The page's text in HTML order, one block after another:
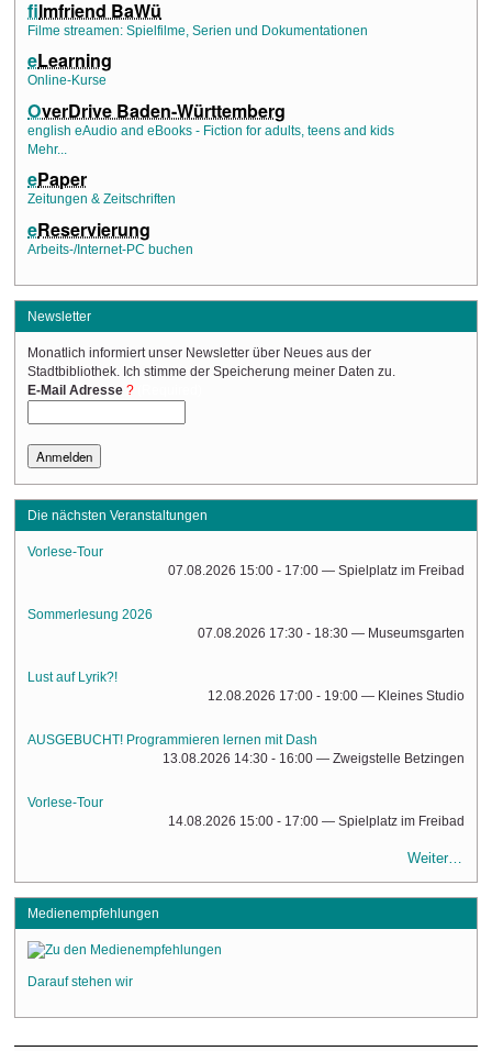
filmfriend BaWü
Filme streamen: Spielfilme, Serien und Dokumentationen
eLearning
Online-Kurse
OverDrive Baden-Württemberg
english eAudio and eBooks - Fiction for adults, teens and kids
Mehr...
ePaper
Zeitungen & Zeitschriften
eReservierung
Arbeits-/Internet-PC buchen
Newsletter
Monatlich informiert unser Newsletter über Neues aus der
Stadtbibliothek. Ich stimme der Speicherung meiner Daten zu.
E-Mail Adresse
Die nächsten Veranstaltungen
Vorlese-Tour
07.08.2026 15:00 - 17:00 — Spielplatz im Freibad
Sommerlesung 2026
07.08.2026 17:30 - 18:30 — Museumsgarten
Lust auf Lyrik?!
12.08.2026 17:00 - 19:00 — Kleines Studio
AUSGEBUCHT! Programmieren lernen mit Dash
13.08.2026 14:30 - 16:00 — Zweigstelle Betzingen
Vorlese-Tour
14.08.2026 15:00 - 17:00 — Spielplatz im Freibad
Weiter…
Medienempfehlungen
Darauf stehen wir